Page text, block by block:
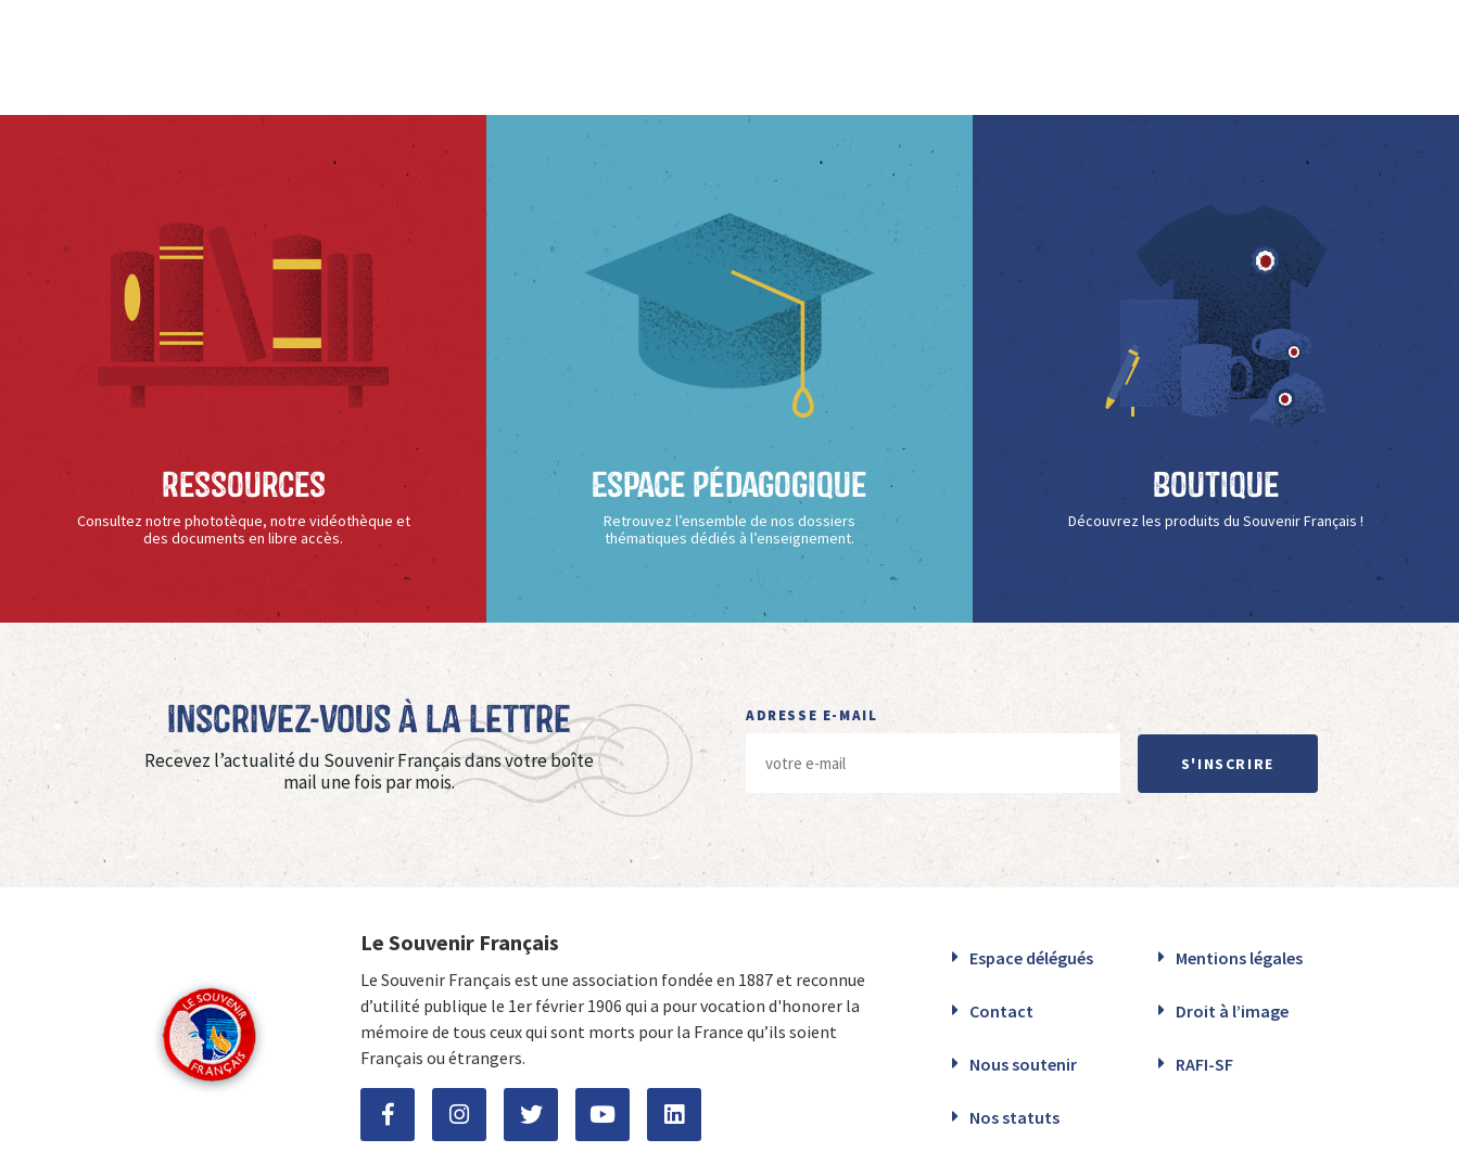
Ressources
Consultez notre phototèque, notre vidéothèque et
des documents en libre accès.
Espace Pédagogique
Retrouvez l’ensemble de nos dossiers
thématiques dédiés à l’enseignement.
Boutique
Découvrez les produits du Souvenir Français !
Inscrivez-vous à La Lettre
Recevez l’actualité du Souvenir Français dans votre boîte
mail une fois par mois.
ADRESSE E-MAIL
S'INSCRIRE
Le Souvenir Français
Le Souvenir Français est une association fondée en 1887 et reconnue
d’utilité publique le 1er février 1906 qui a pour vocation d'honorer la
mémoire de tous ceux qui sont morts pour la France qu’ils soient
Français ou étrangers.
Espace délégués Mentions légales
Contact Droit à l’image
Nous soutenir RAFI-SF
Nos statuts